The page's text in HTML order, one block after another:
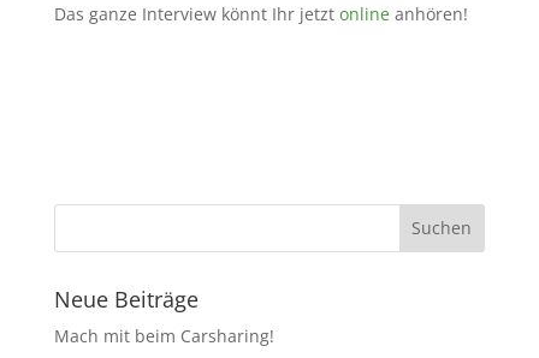
Das ganze Interview könnt Ihr jetzt online anhören!
Neue Beiträge
Mach mit beim Carsharing!